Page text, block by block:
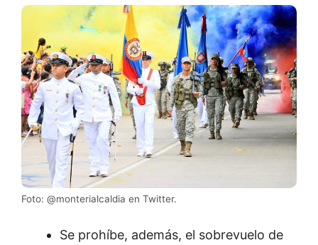
Foto: @monterialcaldia en Twitter.
Se prohíbe, además, el sobrevuelo de